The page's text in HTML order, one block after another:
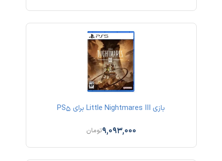
بازی Little Nightmares III برای PS5
9,093,000تومان